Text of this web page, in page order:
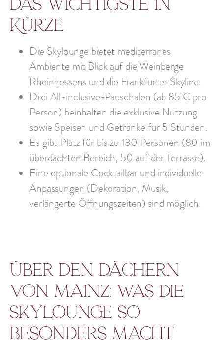
Das Wichtigste in
Kürze
Die Skylounge bietet mediterranes
Ambiente mit Blick auf die Weinberge
Rheinhessens und die Frankfurter Skyline.
Drei All-inclusive-Pauschalen (ab 85 € pro
Person) beinhalten die exklusive Nutzung
sowie Speisen und Getränke für 5 Stunden.
Es gibt Platz für bis zu 130 Personen (80 im
überdachten Bereich, 50 auf der Terrasse).
Eine optionale Cocktailbar und individuelle
Anpassungen (Dekoration, Musik,
verlängerte Öffnungszeiten) sind möglich.
Über den Dächern
von Mainz: was die
Skylounge so
besonders macht